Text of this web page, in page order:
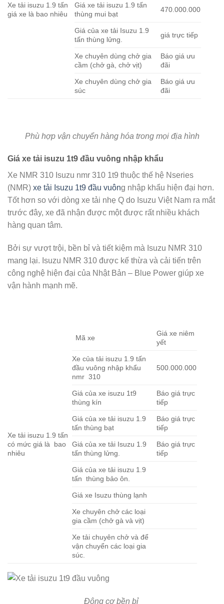
Xe tải isuzu 1.9 tấn
giá xe là bao nhiêu
Giá xe tải isuzu 1.9 tấn
thùng mui bạt
470.000.000
Giá của xe tải Isuzu 1.9
tấn thùng lửng.
giá trực tiếp
Xe chuyên dùng chở gia
cầm (chở gà, chở vịt)
Báo giá ưu
đãi
Xe chuyên dùng chở gia
súc
Báo giá ưu
đãi
Phù hợp vận chuyển hàng hóa trong mọi địa hình
Giá xe tải isuzu 1t9 đầu vuông nhập khẩu
Xe NMR 310 Isuzu nmr 310 1t9 thuộc thế hệ Nseries
(NMR) xe tải Isuzu 1t9 đầu vuông nhập khẩu hiện đại hơn.
Tốt hơn so với dòng xe tải nhẹ Q do Isuzu Việt Nam ra mắt
trước đây, xe đã nhận được một được rất nhiều khách
hàng quan tâm.
Bởi sự vượt trội, bền bỉ và tiết kiệm mà Isuzu NMR 310
mang lại. Isuzu NMR 310 được kế thừa và cải tiến trên
công nghệ hiện đại của Nhật Bản – Blue Power giúp xe
vận hành mạnh mẽ.
Xe tải isuzu 1.9 tấn
có mức giá là bao
nhiêu
Mã xe
Giá xe niêm
yết
Xe của tải isuzu 1.9 tấn
đầu vuông nhập khẩu
nmr 310
500.000.000
Giá của xe isuzu 1t9
thùng kín
Báo giá trực
tiếp
Giá của xe tải isuzu 1.9
tấn thùng bạt
Báo giá trực
tiếp
Giá của xe tải Isuzu 1.9
tấn thùng lửng.
Báo giá trực
tiếp
Giá của xe tải isuzu 1.9
tấn thùng bảo ôn.
Giá xe Isuzu thùng lạnh
Xe chuyên chở các loại
gia cầm (chở gà và vịt)
Xe tải chuyên chở và để
vận chuyển các loại gia
súc.
Động cơ bền bỉ